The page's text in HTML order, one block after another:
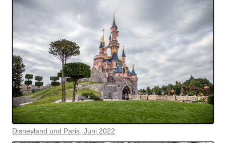
Disneyland und Paris, Juni 2022